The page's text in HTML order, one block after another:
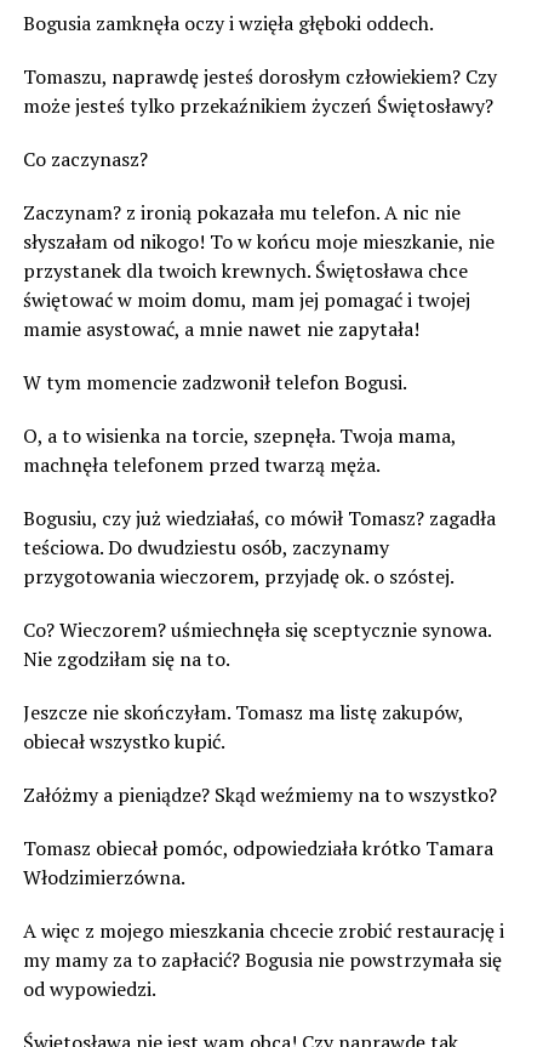
Bogusia zamknęła oczy i wzięła głęboki oddech.
Tomaszu, naprawdę jesteś dorosłym człowiekiem? Czy
może jesteś tylko przekaźnikiem życzeń Świętosławy?
Co zaczynasz?
Zaczynam? z ironią pokazała mu telefon. A nic nie
słyszałam od nikogo! To w końcu moje mieszkanie, nie
przystanek dla twoich krewnych. Świętosława chce
świętować w moim domu, mam jej pomagać i twojej
mamie asystować, a mnie nawet nie zapytała!
W tym momencie zadzwonił telefon Bogusi.
O, a to wisienka na torcie, szepnęła. Twoja mama,
machnęła telefonem przed twarzą męża.
Bogusiu, czy już wiedziałaś, co mówił Tomasz? zagadła
teściowa. Do dwudziestu osób, zaczynamy
przygotowania wieczorem, przyjadę ok. o szóstej.
Co? Wieczorem? uśmiechnęła się sceptycznie synowa.
Nie zgodziłam się na to.
Jeszcze nie skończyłam. Tomasz ma listę zakupów,
obiecał wszystko kupić.
Załóżmy a pieniądze? Skąd weźmiemy na to wszystko?
Tomasz obiecał pomóc, odpowiedziała krótko Tamara
Włodzimierzówna.
A więc z mojego mieszkania chcecie zrobić restaurację i
my mamy za to zapłacić? Bogusia nie powstrzymała się
od wypowiedzi.